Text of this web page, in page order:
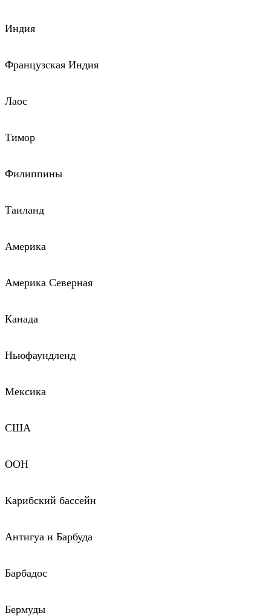
Индия
Французская Индия
Лаос
Тимор
Филиппины
Таиланд
Америка
Америка Северная
Канада
Ньюфаундленд
Мексика
США
ООН
Карибский бассейн
Антигуа и Барбуда
Барбадос
Бермуды